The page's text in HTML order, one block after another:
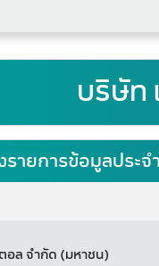
บริษัท
รายการข้อมูลประ
อล จำกัด (มหาชน)